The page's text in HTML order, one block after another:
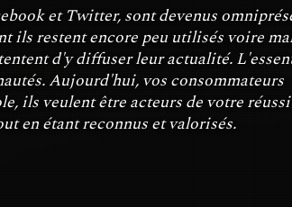
et Twitter, sont devenus
ils restent encore peu utilisés voire
d'y diffuser leur actualité.
Aujourd'hui, vos consommateurs
ils veulent être acteurs de votre
en étant reconnus et valorisés.